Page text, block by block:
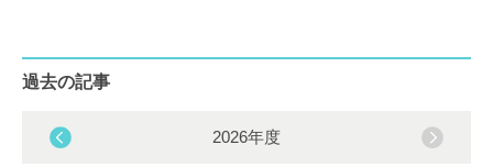
過去の記事
2026年度